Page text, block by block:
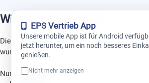
Wichtige Information
Dies ist ein Gerät aus der Superior-
wurde speziell für den Einsatz in Projekten
Nur geschulte Partner dürfen Superior-
EPS Vertrieb App
Unsere mobile App ist für Android
jetzt herunter, um ein noch besseres
genießen.
Nicht mehr anzeigen